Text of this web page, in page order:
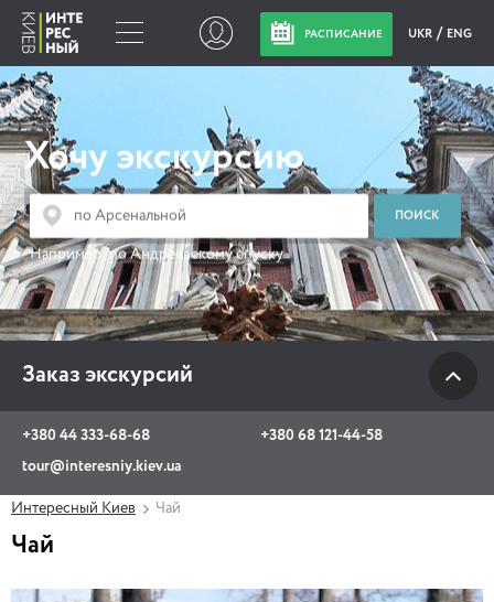
РАСПИСАНИЕ UKR ENG
Хочу экскурсию
Например:по Андреевскому спуску
Заказ экскурсий
+380 44 333-68-68
+380 68 121-44-58
tour@interesniy.kiev.ua
Заказ экскурсий
+380 44 333-68-68
+380 68 121-44-58
tour@interesniy.kiev.ua
с 10.00 до 19:30 ежедневно
Интересный Киев Чай
Чай